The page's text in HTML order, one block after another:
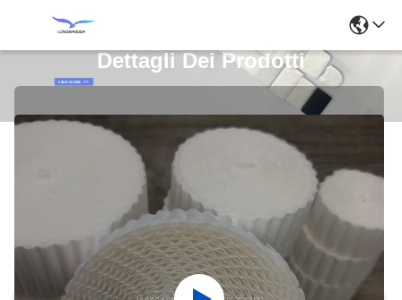
Dettagli Dei Prodotti